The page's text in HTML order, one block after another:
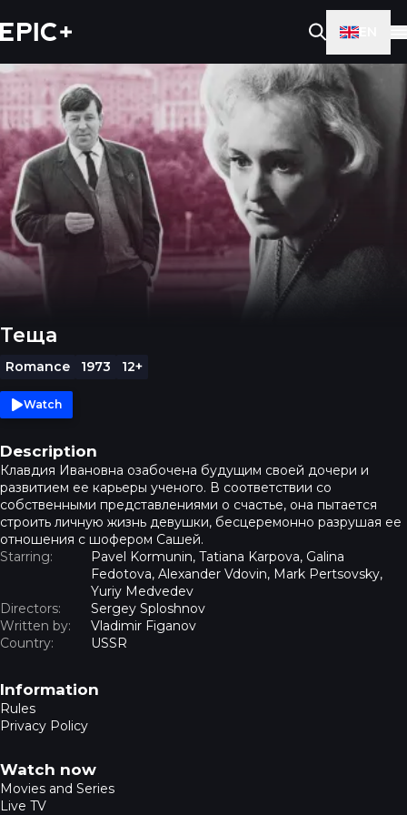
Теща
Romance 1973 12+
Watch
Description
Клавдия Ивановна озабочена будущим своей дочери и
развитием ее карьеры ученого. В соответствии со
собственными представлениями о счастье, она пытается
строить личную жизнь девушки, бесцеремонно разрушая ее
отношения с шофером Сашей.
Starring:
Pavel Kormunin, Tatiana Karpova, Galina
Fedotova, Alexander Vdovin, Mark Pertsovsky,
Yuriy Medvedev
Directors:
Sergey Sploshnov
Written by:
Vladimir Figanov
Country:
USSR
Footer navigation
Information
Rules
Privacy Policy
Watch now
Movies and Series
Live TV